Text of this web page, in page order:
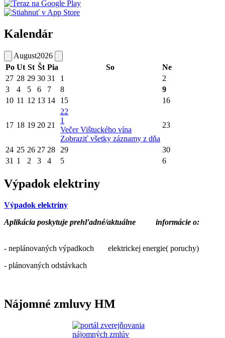
Kalendár
August2026
Po Ut St Št Pia So
Ne
27 28 29 30 31 1
2
3
4 5 6 7 8
9
10 11 12 13 14 15 16
17 18 19 20 21
22
1
Večer Vištuckého vína
Zobraziť všetky záznamy z dňa
23
24 25 26 27 28 29
30
31 1 2 3 4 5 6
Výpadok elektriny
Výpadok elektriny
Aplikácia poskytuje prehľadné/aktuálne informácie o:
- neplánovaných výpadkoch elektrickej energie( poruchy)
- plánovaných odstávkach
Nájomné zmluvy HM